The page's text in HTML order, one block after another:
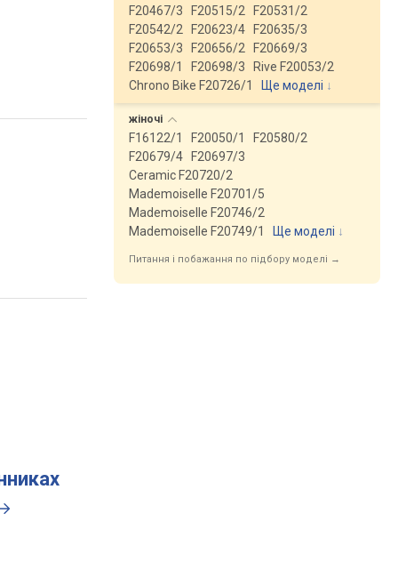
F20467/3
F20515/2
F20531/2
F20542/2
F20623/4
F20635/3
F20653/3
F20656/2
F20669/3
F20698/1
F20698/3
Rive F20053/2
Chrono Bike F20726/1
Ще моделі ↓
жіночі
F16122/1 F20050/1
F20580/2
F20679/4
F20697/3
Ceramic F20720/2
Mademoiselle F20701/5
Mademoiselle F20746/2
Mademoiselle F20749/1
Ще моделі ↓
Питання і побажання по підбору моделі →